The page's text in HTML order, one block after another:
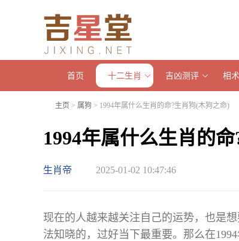
首页 十二生肖 吉凶测评 相术
主页 > 属狗 > 1994年属什么生肖的命?生肖狗(木狗之命)
1994年属什么生肖的
生肖帝 2025-01-02 10:47:46
现在的人越来越关注自己的运势，也是
法知晓的，过好当下最重要。那么在